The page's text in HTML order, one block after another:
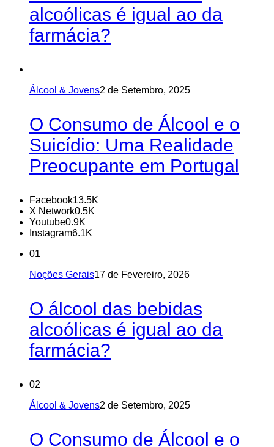
alcoólicas é igual ao da
farmácia?
Álcool & Jovens2 de Setembro, 2025
O Consumo de Álcool e o
Suicídio: Uma Realidade
Preocupante em Portugal
Facebook13.5K
X Network0.5K
Youtube0.9K
Instagram6.1K
01
Noções Gerais17 de Fevereiro, 2026
O álcool das bebidas
alcoólicas é igual ao da
farmácia?
02
Álcool & Jovens2 de Setembro, 2025
O Consumo de Álcool e o